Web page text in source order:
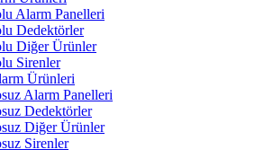
Alarm Panelleri
Dedektörler
Diğer Ürünler
Sirenler
Ürünleri
Alarm Panelleri
Dedektörler
Diğer Ürünler
Sirenler